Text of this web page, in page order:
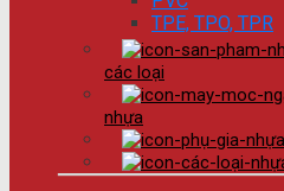
TPE, TPO, TPR
các loại
nhựa